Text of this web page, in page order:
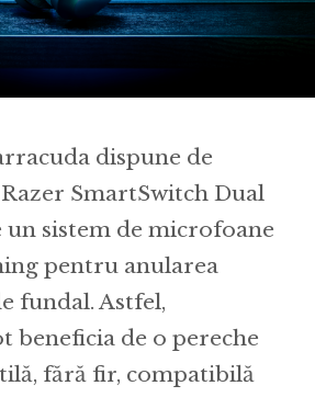
dispune de
SmartSwitch Dual
un sistem de microfoane
pentru anularea
fundal. Astfel,
de o pereche
fără fir, compatibilă